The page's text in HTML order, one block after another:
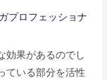
プロフェッショナ
効果があるのでし
ている部分を活性